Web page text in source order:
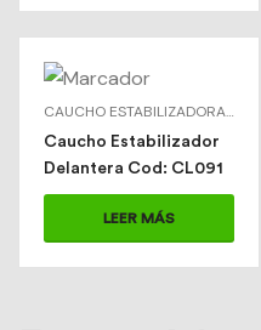
CAUCHO ESTABILIZADORA DELANTERA
Caucho Estabilizador
Delantera Cod: CL091
LEER MÁS